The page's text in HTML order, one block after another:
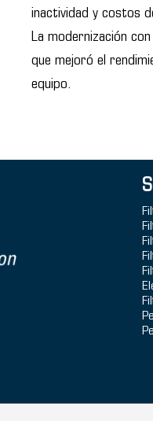
inactividad y costos
La modernización
que mejoró el
equipo.